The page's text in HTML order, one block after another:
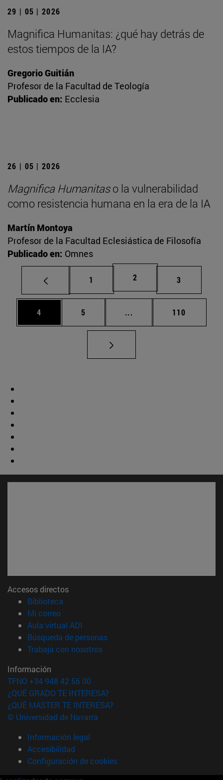
29 | 05 | 2026
Magnifica Humanitas: ¿qué hay detrás de
estos tiempos de la IA?
Gregorio Guitián
Profesor de la Facultad de Teología
Publicado en: Ecclesia
26 | 05 | 2026
Magnifica Humanitaso la vulnerabilidad
como resistencia humana en la era de la IA
Martín Montoya
Profesor de la Facultad Eclesiástica de Filosofía
Publicado en: Omnes
Página
1 Página
2 Página
3
Página
4 Página
5 ... Páginas intermedias
Página
110
Accesos directos
Biblioteca
Mi correo(abre en nueva ventana)
Aula virtual ADI
Búsqueda de personas(abre en nueva ventana)
Trabaja con nosotros(abre en nueva ventana)
Información
TFNO +34 948 42 56 00
¿QUÉ GRADO TE INTERESA?
¿QUÉ MÁSTER TE INTERESA?
© Universidad de Navarra
Información legal
Accesibilidad
Configuración de cookies